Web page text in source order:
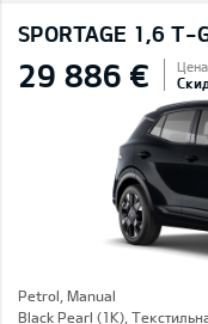
SPORTAGE 1,6 T-
29 886 €
Petrol, Manual
Black Pearl (1K),